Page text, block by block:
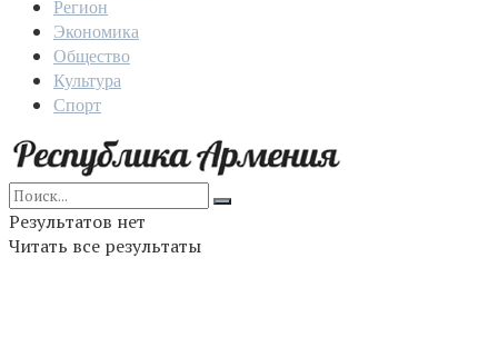
Регион
Экономика
Общество
Культура
Спорт
Результатов нет
Читать все результаты